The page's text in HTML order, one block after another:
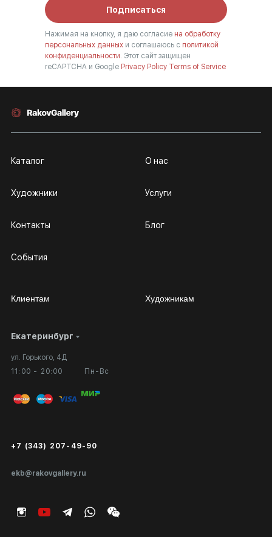
Подписаться
Нажимая на кнопку, я даю согласие на обработку
персональных данных и соглашаюсь с политикой
конфиденциальности. Этот сайт защищен
reCAPTCHA и Google Privacy Policy Terms of Service
Екатеринбург
ул. Горького, 4Д
11:00 - 20:00
Пн-Вс
ekb@rakovgallery.ru
+7 (343) 207-49-90
Каталог
Художники
Контакты
События
О нас
Услуги
Блог
Клиентам
Личный кабинет
Вопросы и ответы
Публичная оферта
Экспертиза/Вывоз за границу
Подарочные сертификаты
Художникам
Сотрудничество
Выставка в галерее